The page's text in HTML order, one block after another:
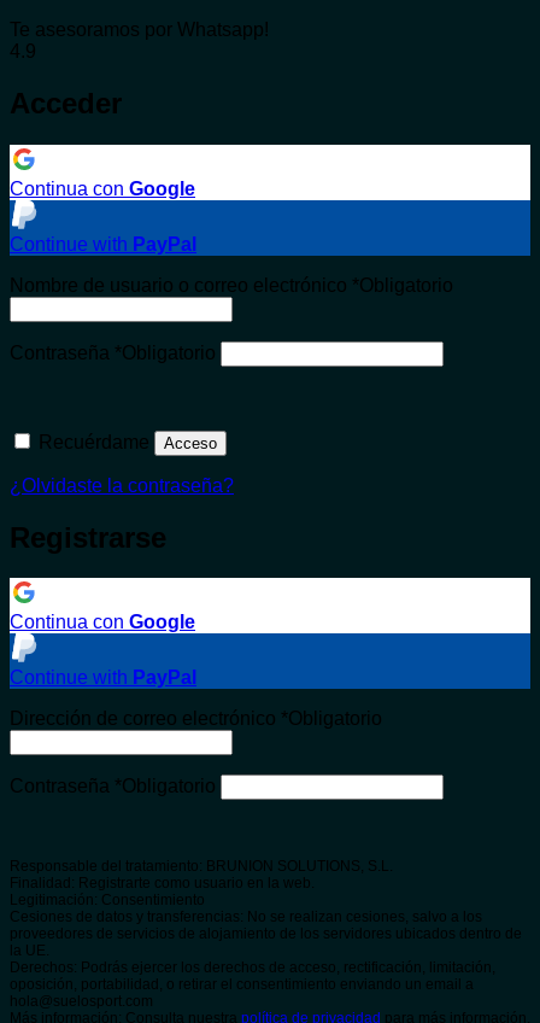
Te asesoramos por Whatsapp!
4.9
Acceder
Continua con Google
Continue with PayPal
Nombre de usuario o correo electrónico *Obligatorio
Contraseña *Obligatorio
Recuérdame Acceso
¿Olvidaste la contraseña?
Registrarse
Continua con Google
Continue with PayPal
Dirección de correo electrónico *Obligatorio
Contraseña *Obligatorio
Responsable del tratamiento: BRUNION SOLUTIONS, S.L.
Finalidad: Registrarte como usuario en la web.
Legitimación: Consentimiento
Cesiones de datos y transferencias: No se realizan cesiones, salvo a los
proveedores de servicios de alojamiento de los servidores ubicados dentro de
la UE.
Derechos: Podrás ejercer los derechos de acceso, rectificación, limitación,
oposición, portabilidad, o retirar el consentimiento enviando un email a
hola@suelosport.com
Más información: Consulta nuestra política de privacidad para más información.